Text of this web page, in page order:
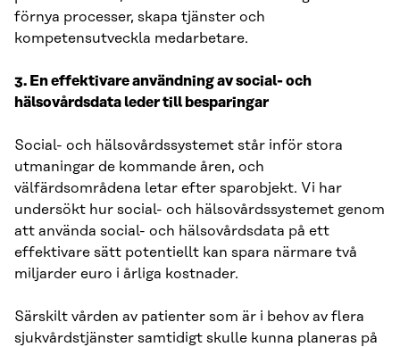
förnya processer, skapa tjänster och
kompetensutveckla medarbetare.
3. En effektivare användning av social- och
hälsovårdsdata leder till besparingar
Social- och hälsovårdssystemet står inför stora
utmaningar de kommande åren, och
välfärdsområdena letar efter sparobjekt. Vi har
undersökt hur social- och hälsovårdssystemet genom
att använda social- och hälsovårdsdata på ett
effektivare sätt potentiellt kan spara närmare två
miljarder euro i årliga kostnader.
Särskilt vården av patienter som är i behov av flera
sjukvårdstjänster samtidigt skulle kunna planeras på